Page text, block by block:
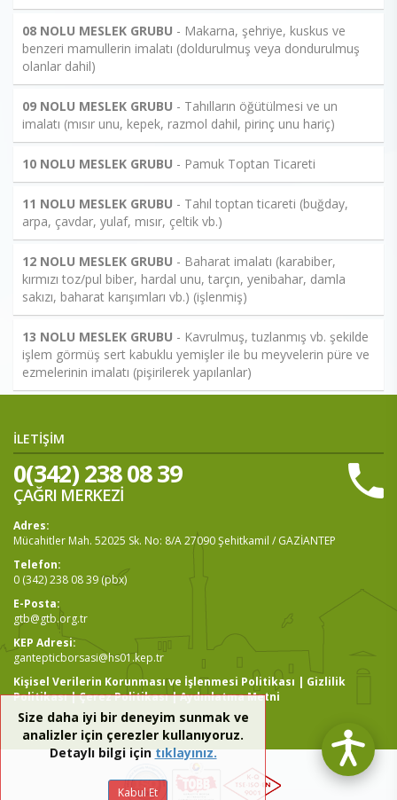
08 NOLU MESLEK GRUBU - Makarna, şehriye, kuskus ve
benzeri mamullerin imalatı (doldurulmuş veya dondurulmuş
olanlar dahil)
09 NOLU MESLEK GRUBU - Tahılların öğütülmesi ve un
imalatı (mısır unu, kepek, razmol dahil, pirinç unu hariç)
10 NOLU MESLEK GRUBU - Pamuk Toptan Ticareti
11 NOLU MESLEK GRUBU - Tahıl toptan ticareti (buğday,
arpa, çavdar, yulaf, mısır, çeltik vb.)
12 NOLU MESLEK GRUBU - Baharat imalatı (karabiber,
kırmızı toz/pul biber, hardal unu, tarçın, yenibahar, damla
sakızı, baharat karışımları vb.) (işlenmiş)
13 NOLU MESLEK GRUBU - Kavrulmuş, tuzlanmış vb. şekilde
işlem görmüş sert kabuklu yemişler ile bu meyvelerin püre ve
ezmelerinin imalatı (pişirilerek yapılanlar)
İLETİŞİM
0(342) 238 08 39
ÇAĞRI MERKEZİ
Adres:
Mücahitler Mah. 52025 Sk. No: 8/A 27090 Şehitkamil / GAZİANTEP
Telefon:
0 (342) 238 08 39 (pbx)
E-Posta:
gtb@gtb.org.tr
KEP Adresi:
gantepticborsasi@hs01.kep.tr
Kişisel Verilerin Korunması ve İşlenmesi Politikası | Gizlilik
Politikası|Çerez Politikası|Aydınlatma Metni
Size daha iyi bir deneyim sunmak ve
analizler için çerezler kullanıyoruz.
Detaylı bilgi içintıklayınız.
Kabul Et